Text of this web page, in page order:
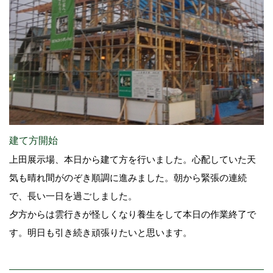
建て方開始
上田展示場、本日から建て方を行いました。心配していた天
気も晴れ間がのぞき順調に進みました。朝から緊張の連続
で、長い一日を過ごしました。
夕方からは雲行きが怪しくなり養生をして本日の作業終了で
す。明日も引き続き頑張りたいと思います。